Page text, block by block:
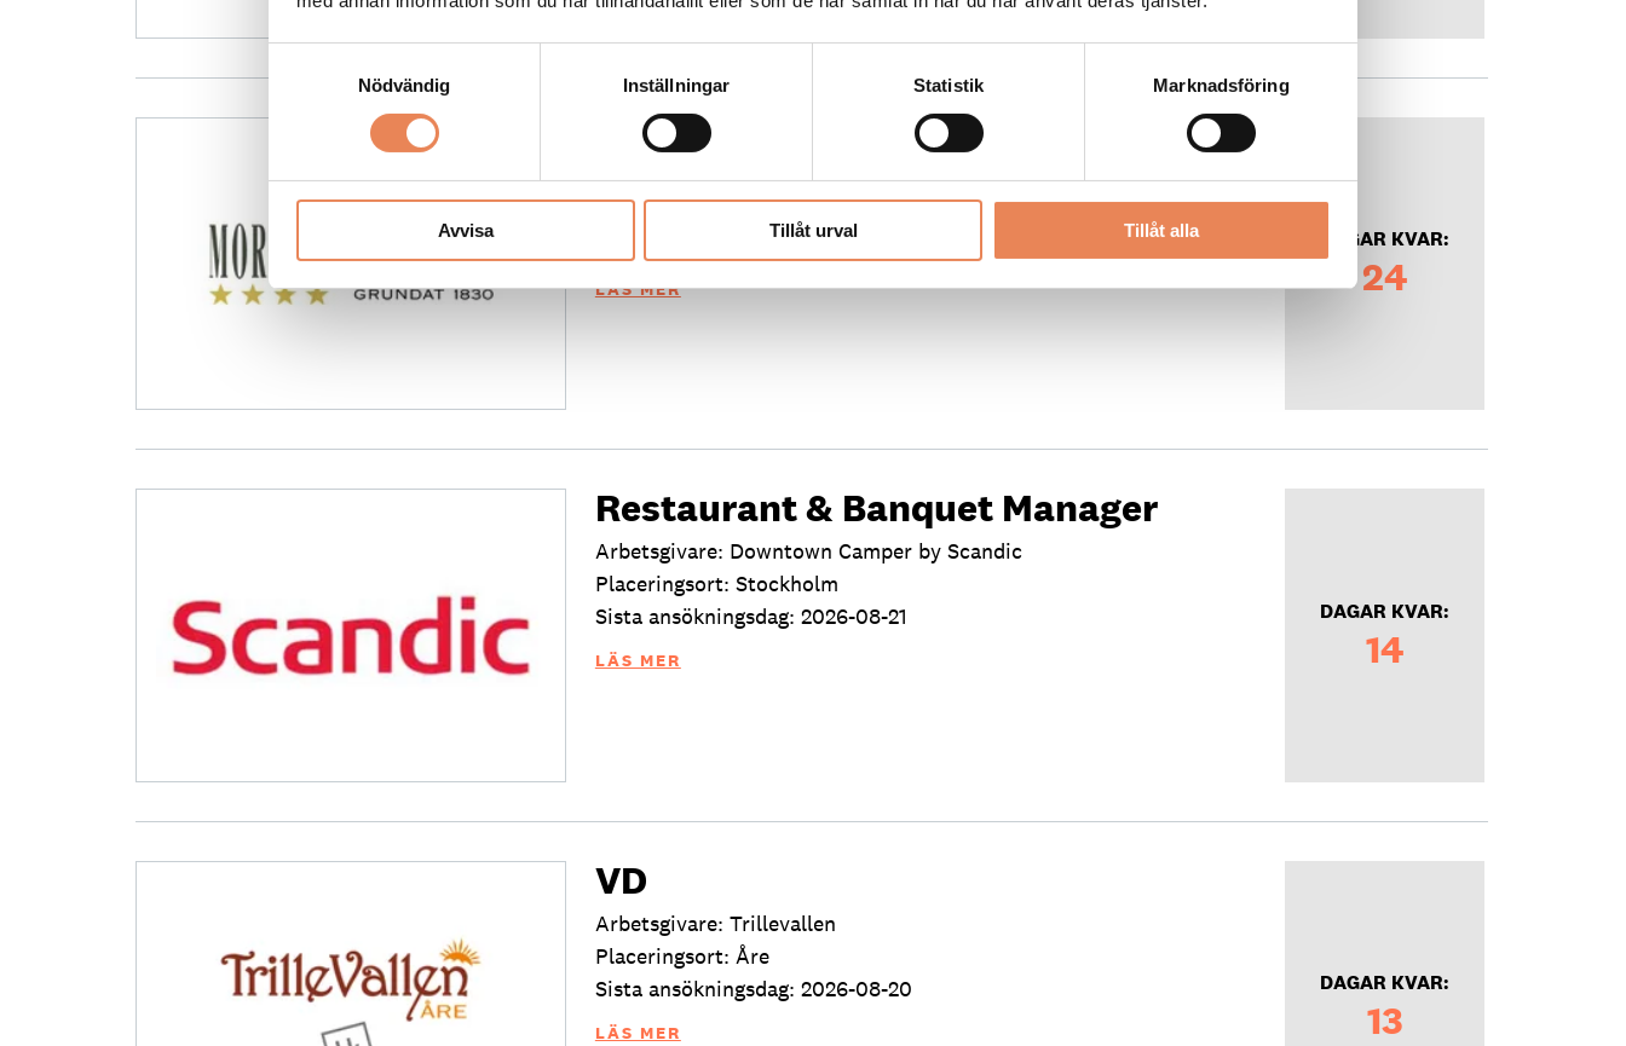
Nödvändig
Inställningar Statistik Marknadsföring
Avvisa Tillåt urval Tillåt alla
Säljansvarig
Arbetsgivare: Mora Hotell & Spa
Placeringsort: Stockholm
Sista ansökningsdag: 2026-08-31
LÄS MER
DAGAR KVAR:
24
Restaurant & Banquet Manager
Arbetsgivare: Downtown Camper by Scandic
Placeringsort: Stockholm
Sista ansökningsdag: 2026-08-21
LÄS MER
DAGAR KVAR:
14
VD
Arbetsgivare: Trillevallen
Placeringsort: Åre
Sista ansökningsdag: 2026-08-20
LÄS MER
DAGAR KVAR:
13